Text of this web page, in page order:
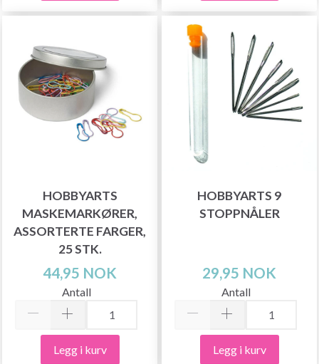
HOBBYARTS
MASKEMARKØRER,
ASSORTERTE FARGER,
25 STK.
44,95 NOK
Antall
Legg i kurv
HOBBYARTS 9
STOPPNÅLER
29,95 NOK
Antall
Legg i kurv